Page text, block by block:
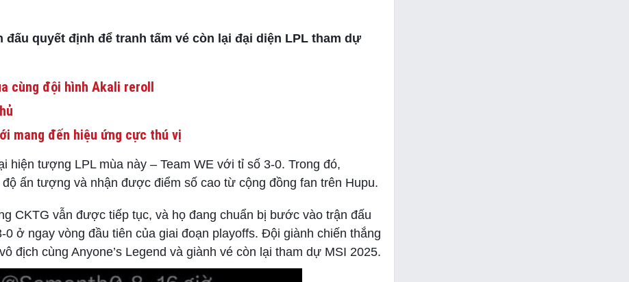
quyết định để tranh tấm vé còn lại đại diện LPL tham dự
cùng đội hình Akali reroll
mang đến hiệu ứng cực thú vị
hiện tượng LPL mùa này – Team WE với tỉ số 3-0. Trong đó,
ấn tượng và nhận được điểm số cao từ cộng đồng fan trên Hupu.
CKTG vẫn được tiếp tục, và họ đang chuẩn bị bước vào trận đấu
ở ngay vòng đầu tiên của giai đoạn playoffs. Đội giành chiến thắng
địch cùng Anyone’s Legend và giành vé còn lại tham dự MSI 2025.